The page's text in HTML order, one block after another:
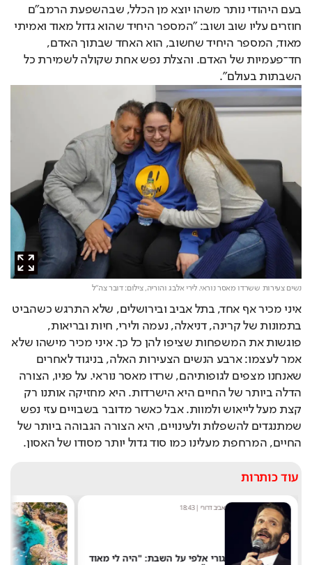
בעם היהודי נותר משהו יוצא מן הכלל, שבהשפעת הרמב"ם
חוזרים עליו שוב ושוב: "המספר היחיד שהוא גדול מאוד ואמיתי
מאוד, המספר היחיד שחשוב, הוא האחד שבתוך האדם,
חד־פעמיות של האדם. והצלת נפש אחת שקולה לשמירת כל
השבתות בעולם".
נשים צעירות ששרדו מאסר נוראי. לירי אלבג והוריה,צילום: דובר צה"ל
איני מכיר אף אחד, בתל אביב ובירושלים, שלא התרגש כשהביט
בתמונות של קרינה, דניאלה, נעמה ולירי, חיות ובריאות,
פוגשות את המשפחות שציפו להן כל כך. איני מכיר מישהו שלא
אמר לעצמו: ארבע הנשים הצעירות האלה, בניגוד לאחרים
שאנחנו מצפים לגופותיהם, שרדו מאסר נוראי. על פניו, הצורה
הדלה ביותר של החיים היא הישרדות. היא מחזיקה אותנו רק
קצת מעל לייאוש ולמוות. אבל כאשר מדובר בשבויים עזי נפש
שמתנגדים להשפלות ולעינויים, היא הצורה הגבוהה ביותר של
החיים, המרחפת מעלינו כמו סוד גדול יותר מסודו של האסון.
עוד כותרות
אביב דרורי|
18:43
גורי אלפי על השבת: "היה לי מאוד